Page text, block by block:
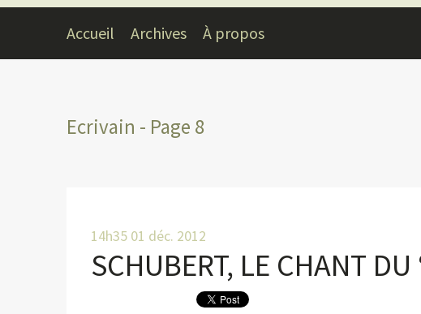
Accueil Archives À propos
Ecrivain - Page 8
14h35 01 déc. 2012
SCHUBERT, LE CHANT DU